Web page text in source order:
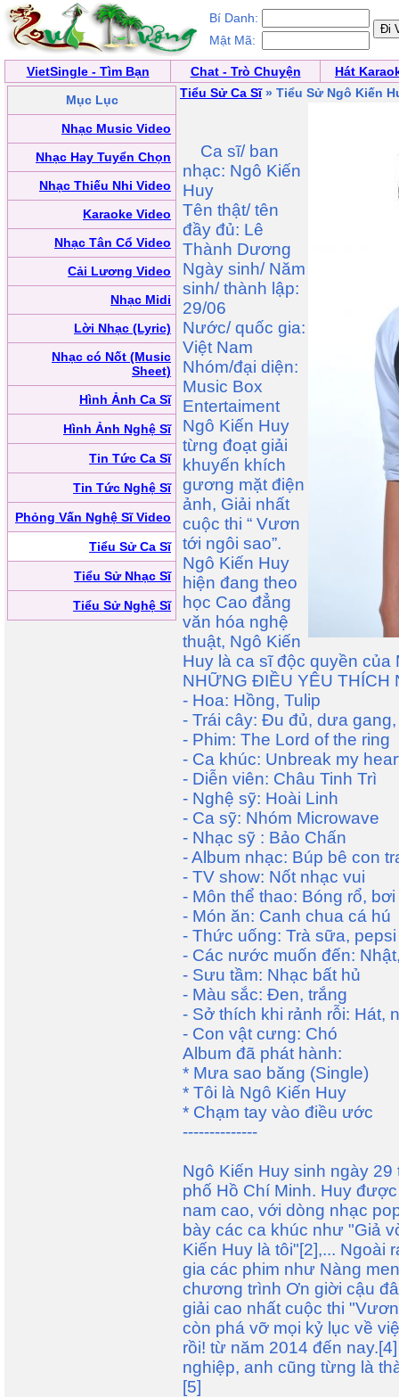
Bí Danh:
Mật Mã:
VietSingle - Tìm Bạn Chat - Trò Chuyện
Hát
Mục Lục
Nhạc Music Video
Nhạc Hay Tuyển Chọn
Nhạc Thiếu Nhi Video
Karaoke Video
Nhạc Tân Cổ Video
Cải Lương Video
Nhạc Midi
Lời Nhạc (Lyric)
Nhạc có Nốt (Music
Sheet)
Hình Ảnh Ca Sĩ
Hình Ảnh Nghệ Sĩ
Tin Tức Ca Sĩ
Tin Tức Nghệ Sĩ
Phỏng Vấn Nghệ Sĩ Video
Tiểu Sử Ca Sĩ
Tiểu Sử Nhạc Sĩ
Tiểu Sử Nghệ Sĩ
Tiểu Sử Ca Sĩ» Tiểu Sử Ngô Kiến
Ca sĩ/ ban
nhạc: Ngô Kiến
Huy
Tên thật/ tên
đầy đủ: Lê
Thành Dương
Ngày sinh/ Năm
sinh/ thành lập:
29/06
Nước/ quốc gia:
Việt Nam
Nhóm/đại diện:
Music Box
Entertaiment
Ngô Kiến Huy
từng đoạt giải
khuyến khích
gương mặt điện
ảnh, Giải nhất
cuộc thi “ Vươn
tới ngôi sao”.
Ngô Kiến Huy
hiện đang theo
học Cao đẳng
văn hóa nghệ
thuật, Ngô Kiến
Huy là ca sĩ độc quyền của
NHỮNG ĐIỀU YÊU THÍCH
- Hoa: Hồng, Tulip
- Trái cây: Đu đủ, dưa
- Phim: The Lord of the ring
- Ca khúc: Unbreak my
- Diễn viên: Châu Tinh Trì
- Nghệ sỹ: Hoài Linh
- Ca sỹ: Nhóm Microwave
- Nhạc sỹ : Bảo Chấn
- Album nhạc: Búp bê con
- TV show: Nốt nhạc vui
- Môn thể thao: Bóng rổ, bơi
- Món ăn: Canh chua cá hú
- Thức uống: Trà sữa, pepsi
- Các nước muốn đến:
- Sưu tầm: Nhạc bất hủ
- Màu sắc: Đen, trắng
- Sở thích khi rảnh rỗi: Hát,
- Con vật cưng: Chó
Album đã phát hành:
* Mưa sao băng (Single)
* Tôi là Ngô Kiến Huy
* Chạm tay vào điều ước
--------------
Ngô Kiến Huy sinh ngày
phố Hồ Chí Minh. Huy
nam cao, với dòng nhạc
bày các ca khúc như "Giả
Kiến Huy là tôi"[2],... Ngoài
gia các phim như Nàng
chương trình Ơn giời cậu
giải cao nhất cuộc thi
còn phá vỡ mọi kỷ lục về
rồi! từ năm 2014 đến
nghiệp, anh cũng từng là
[5]